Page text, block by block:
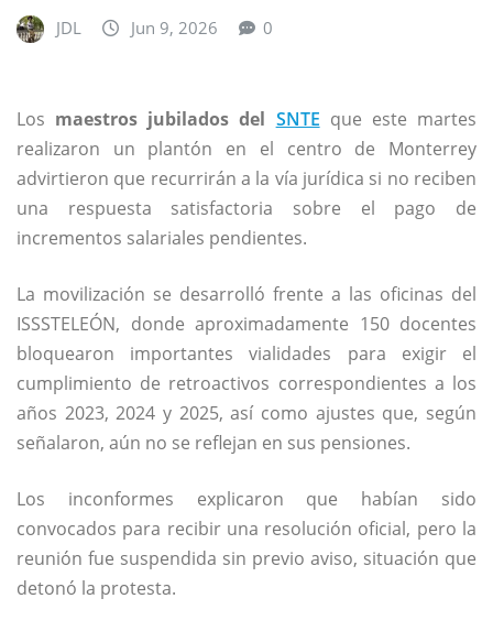
JDL Jun 9, 2026 0
Los maestros jubilados del SNTE que este martes
realizaron un plantón en el centro de Monterrey
advirtieron que recurrirán a la vía jurídica si no reciben
una respuesta satisfactoria sobre el pago de
incrementos salariales pendientes.
La movilización se desarrolló frente a las oficinas del
ISSSTELEÓN, donde aproximadamente 150 docentes
bloquearon importantes vialidades para exigir el
cumplimiento de retroactivos correspondientes a los
años 2023, 2024 y 2025, así como ajustes que, según
señalaron, aún no se reflejan en sus pensiones.
Los inconformes explicaron que habían sido
convocados para recibir una resolución oficial, pero la
reunión fue suspendida sin previo aviso, situación que
detonó la protesta.